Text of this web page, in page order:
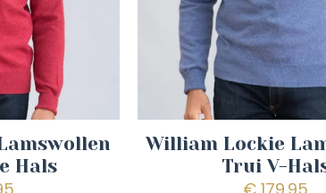
Hals
William Lockie
Trui V-